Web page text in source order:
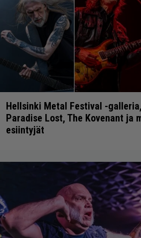
Hellsinki Metal Festival -
Paradise Lost, The Kovenant ja
esiintyjät